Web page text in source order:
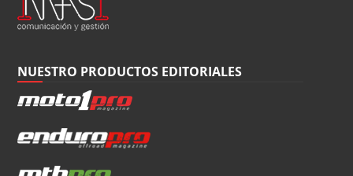
NUESTRO PRODUCTOS EDITORIALES